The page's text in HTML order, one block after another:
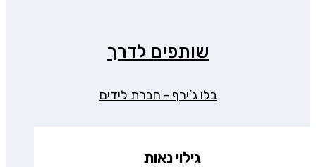
שותפים לדרך
בלו ג’ירף - חברת לידים
גילוי נאות